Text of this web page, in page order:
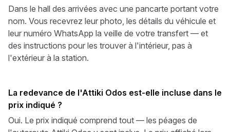
Dans le hall des arrivées avec une pancarte portant votre
nom. Vous recevrez leur photo, les détails du véhicule et
leur numéro WhatsApp la veille de votre transfert — et
des instructions pour les trouver à l'intérieur, pas à
l'extérieur à la station.
La redevance de l'Attiki Odos est-elle incluse dans le
prix indiqué ?
Oui. Le prix indiqué comprend tout — les péages de